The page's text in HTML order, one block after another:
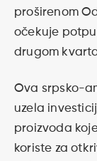
proširenom
očekuje
drugom
Ova srpsko-
uzela
proizvoda
koriste za